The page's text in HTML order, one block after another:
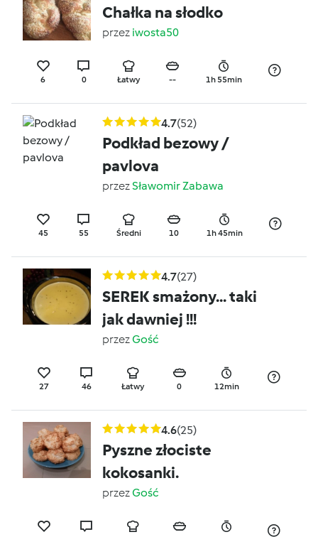
Chałka na słodko
przez iwosta50
6 0 Łatwy -- 1h 55min
4.7(52)
Podkład bezowy /
pavlova
przezSławomir Zabawa
45 55 Średni 10 1h 45min
4.7(27)
SEREK smażony... taki
jak dawniej !!!
przezGość
27 46 Łatwy 0 12min
4.6(25)
Pyszne złociste
kokosanki.
przezGość